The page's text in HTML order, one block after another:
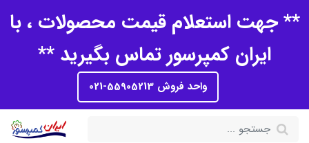
** جهت استعلام قیمت محصولات ، با
ایران کمپرسور تماس بگیرید **
واحد فروش 55905213-021